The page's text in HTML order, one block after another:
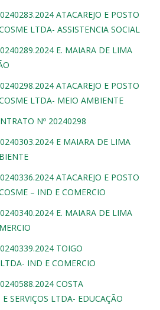
ATACAREJO E POSTO
LTDA- ASSISTENCIA SOCIAL
E. MAIARA DE LIMA
ATACAREJO E POSTO
LTDA- MEIO AMBIENTE
Nº 20240298
E MAIARA DE LIMA
ATACAREJO E POSTO
– IND E COMERCIO
E. MAIARA DE LIMA
TOIGO
IND E COMERCIO
COSTA
SERVIÇOS LTDA- EDUCAÇÃO